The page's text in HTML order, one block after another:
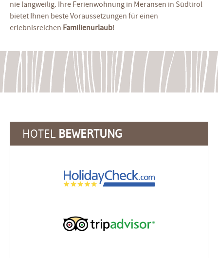
nie langweilig. Ihre Ferienwohnung in Meransen in Südtirol
bietet Ihnen beste Voraussetzungen für einen
erlebnisreichen Familienurlaub!
HOTEL BEWERTUNG